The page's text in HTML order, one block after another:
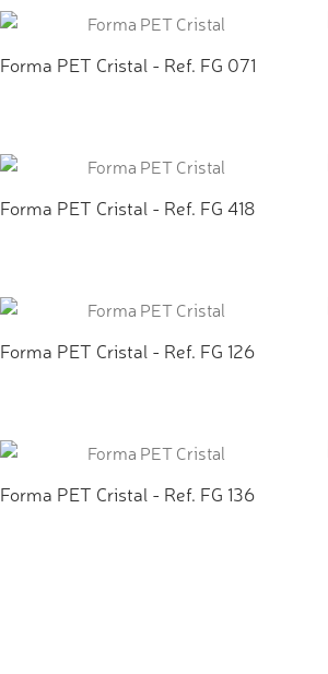
Forma PET Cristal - Ref. FG 071
Forma PET Cristal - Ref. FG 418
Forma PET Cristal - Ref. FG 126
Forma PET Cristal - Ref. FG 136